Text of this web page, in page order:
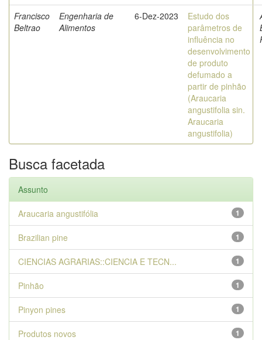
Francisco
Beltrao
Engenharia de
Alimentos
6-Dez-2023
Estudo dos
parâmetros de
influência no
desenvolvimento
de produto
defumado a
partir de pinhão
(Araucaria
angustifolia sin.
Araucaria
angustifolia)
Busca facetada
Assunto
1
Araucaria angustifólia
1
Brazilian pine
1
CIENCIAS AGRARIAS::CIENCIA E TECN...
1
Pinhão
1
Pinyon pines
1
Produtos novos